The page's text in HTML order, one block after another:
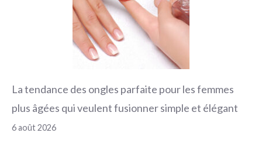
La tendance des ongles parfaite pour les femmes
plus âgées qui veulent fusionner simple et élégant
6 août 2026